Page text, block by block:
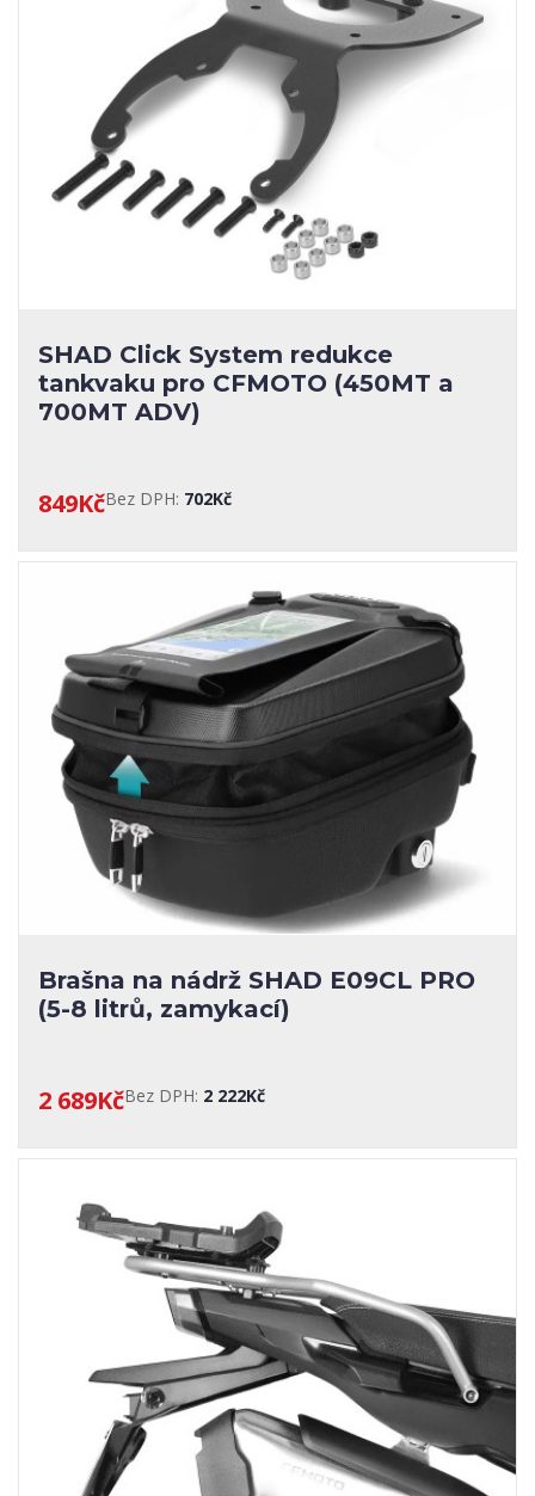
SHAD Click System redukce
tankvaku pro CFMOTO (450MT a
700MT ADV)
849KčBez DPH: 702Kč
Brašna na nádrž SHAD E09CL PRO
(5-8 litrů, zamykací)
2 689KčBez DPH: 2 222Kč